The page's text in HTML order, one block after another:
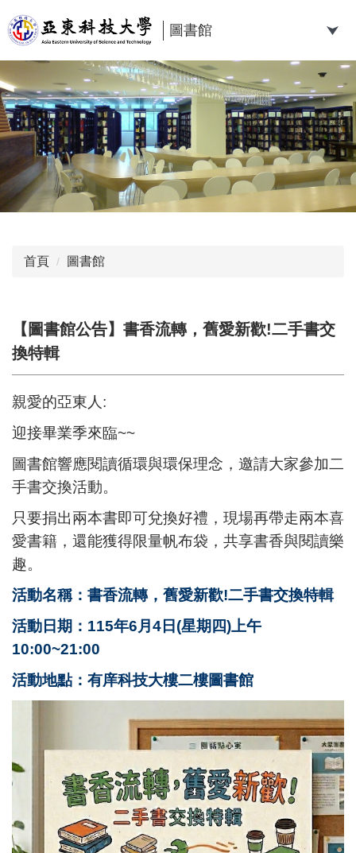
到
主
要
內
容
區
圖書館
首頁 圖書館
【圖書館公告】書香流轉，舊愛新歡!二手書交
換特輯
親愛的亞東人:
迎接畢業季來臨~~
圖書館響應閱讀循環與環保理念，邀請大家參加二
手書交換活動。
只要捐出兩本書即可兌換好禮，現場再帶走兩本喜
愛書籍，還能獲得限量帆布袋，共享書香與閱讀樂
趣。
活動名稱：書香流轉，舊愛新歡!二手書交換特輯
活動日期：115年6月4日(星期四)上午
10:00~21:00
活動地點：有庠科技大樓二樓圖書館